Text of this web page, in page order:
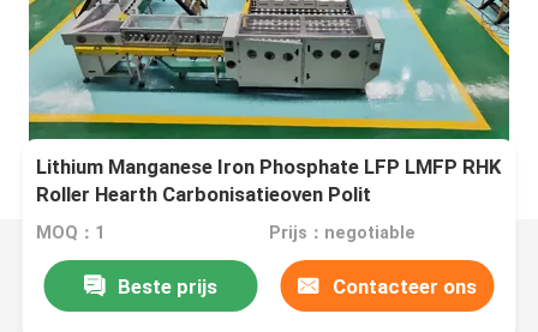
Lithium Manganese Iron Phosphate LFP LMFP RHK
Roller Hearth Carbonisatieoven Polit
Automatische productielijn
MOQ：1 Prijs：negotiable
Beste prijs Contacteer ons